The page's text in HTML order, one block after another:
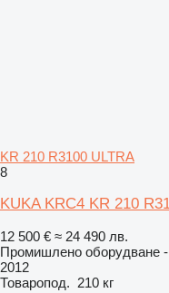
KR 210 R3100 ULTRA
8
KUKA KRC4 KR 210
12 500 € ≈ 24 490 лв.
Промишлено оборудване
2012
Товаропод. 210 кг